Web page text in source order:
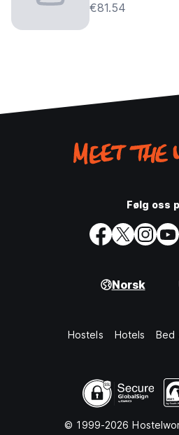
€81.54
Følg oss
Norsk
Hostels Hotels Bed
© 1999-2026